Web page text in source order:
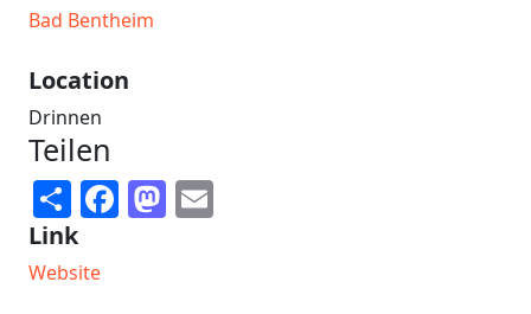
Bad Bentheim
Location
Drinnen
Teilen
ShareFacebook
Mastodon
Link
Website